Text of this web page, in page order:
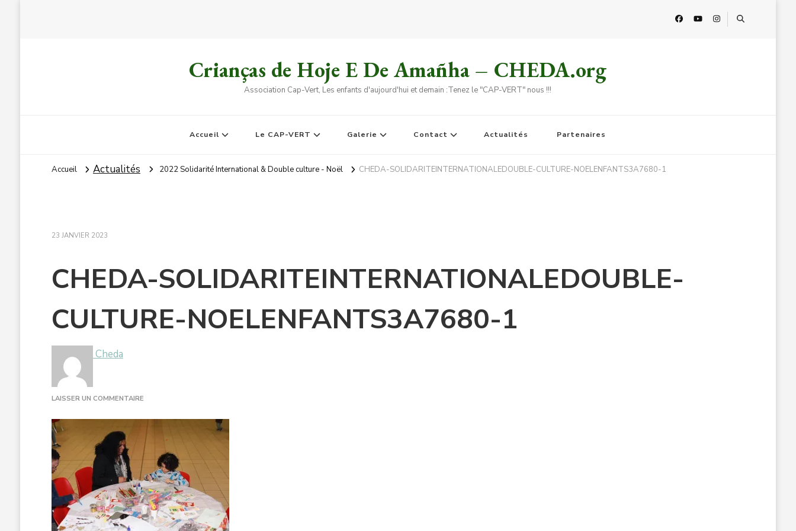
Crianças de Hoje E De Amañha – CHEDA.org
Association Cap-Vert, Les enfants d'aujourd'hui et demain :Tenez le "CAP-VERT" nous !!!
Accueil Le CAP-VERT Galerie Contact Actualités Partenaires
Accueil Actualités 2022 Solidarité International & Double culture - Noël CHEDA-SOLIDARITEINTERNATIONALEDOUBLE-CULTURE-NOELENFANTS3A7680-1
23 JANVIER 2023
CHEDA-SOLIDARITEINTERNATIONALEDOUBLE-
CULTURE-NOELENFANTS3A7680-1
Cheda
LAISSER UN COMMENTAIRESUR
SOLIDARITEINTERNATIONALEDOUBLE-
NOELENFANTS3A7680-
1